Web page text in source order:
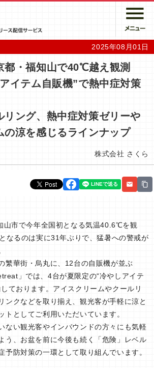
2025年08月01日
都・福知山で40℃越え観測
イテム自販機”で熱中症対策
リング、熱中症対策ゼリーや
の涼を感じるラインナップ
株式会社 さくら
山市で今年全国初となる気温40.6℃を観
なるのは実に31年ぶりで、猛暑への警戒が
繁華街・烏丸に、12台の自販機が並ぶ
」では、4台が夏限定の“冷やしアイテ
ております。アイスクリームやクールリ
ンクなどを取り揃え、観光客が手軽に涼と
トとしてご利用いただいています。
ない観光客やインバウンドの方々にも気軽
う、お盆を前に今後も続く「危険」レベル
予防対策の一環として取り組んでいます。